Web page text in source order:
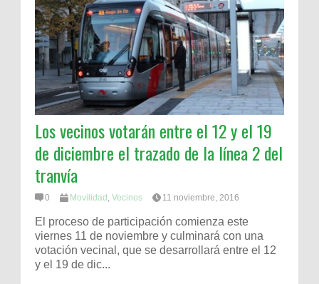
Los vecinos votarán entre el 12 y el 19
de diciembre el trazado de la línea 2 del
tranvía
0 Movilidad Vecinos 11 noviembre, 2016
El proceso de participación comienza este
viernes 11 de noviembre y culminará con una
votación vecinal, que se desarrollará entre el 12
y el 19 de dic...